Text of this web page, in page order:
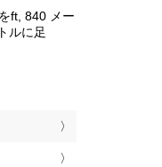
ft, 840 メー
ルに足